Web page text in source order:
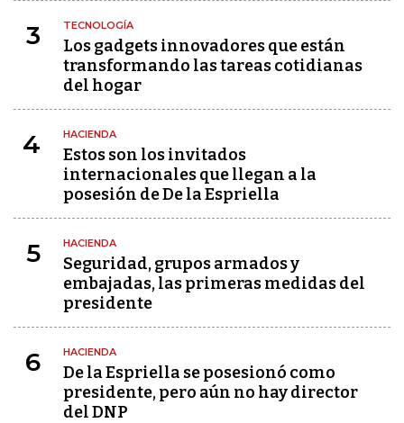
3 TECNOLOGÍA
Los gadgets innovadores que están
transformando las tareas cotidianas
del hogar
4 HACIENDA
Estos son los invitados
internacionales que llegan a la
posesión de De la Espriella
5 HACIENDA
Seguridad, grupos armados y
embajadas, las primeras medidas del
presidente
6 HACIENDA
De la Espriella se posesionó como
presidente, pero aún no hay director
del DNP